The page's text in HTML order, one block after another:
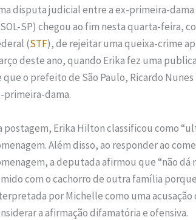
disputa judicial entre a ex-primeira-
SP) chegou ao fim nesta quarta-feira,
(STF), de rejeitar uma queixa-crime
deste ano, quando Erika fez uma
que o prefeito de São Paulo, Ricardo
primeira-dama.
postagem, Erika Hilton classificou como
Além disso, ao responder ao
a deputada afirmou que “não dá
com o cachorro de outra família
por Michelle como uma
a afirmação difamatória e ofensiva.